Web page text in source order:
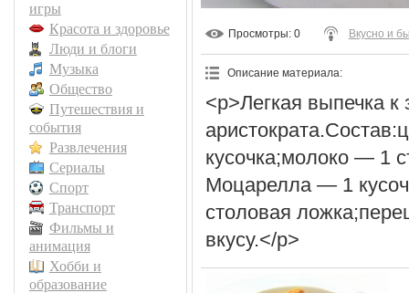
игры
Красота и здоровье
Люди и блоги
Музыка
Общество
Путешествия и
события
Развлечения
Сериалы
Спорт
Транспорт
Фильмы и
анимация
Хобби и
образование
Просмотры: 0 Вкусно и
Описание материала:
<p>Легкая выпечка к
кусочка;молоко — 1
Моцарелла — 1
столовая
вкусу.</p>